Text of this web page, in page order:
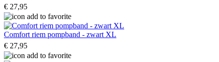
€ 27,95
Comfort riem pompband - zwart XL
€ 27,95